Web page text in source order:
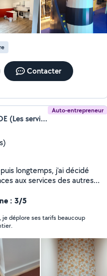
Contacter
Auto-entrepreneur
Mathieu BASTIDE (Les services de Mathieu)
longtemps, j'ai décidé
aux services des autres.
jardin ou encore le
d'une prise, je serais ravis
Un seul objectif, votre
: 3/5